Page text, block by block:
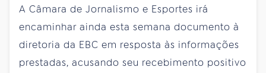
A Câmara de Jornalismo e Esportes irá
encaminhar ainda esta semana documento à
diretoria da EBC em resposta às informações
prestadas, acusando seu recebimento positivo